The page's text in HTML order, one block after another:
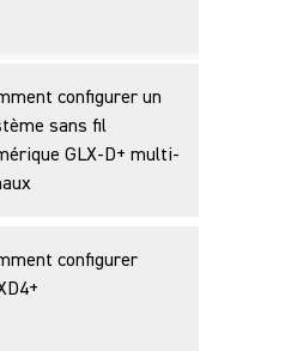
configurer un
sans fil
GLX-D+ multi-
configurer
facture quand vous